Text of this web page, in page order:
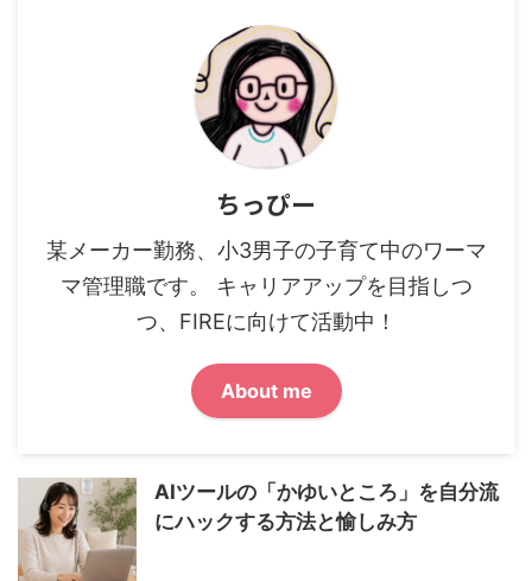
ちっぴー
某メーカー勤務、小3男子の子育て中のワーマ
マ管理職です。 キャリアアップを目指しつ
つ、FIREに向けて活動中！
About me
AIツールの「かゆいところ」を自分流
にハックする方法と愉しみ方